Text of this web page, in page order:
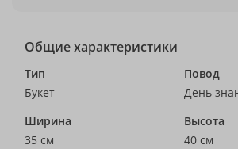
Общие характеристики
Тип
Букет
Повод
День
Ширина
35 см
Высота
40 см